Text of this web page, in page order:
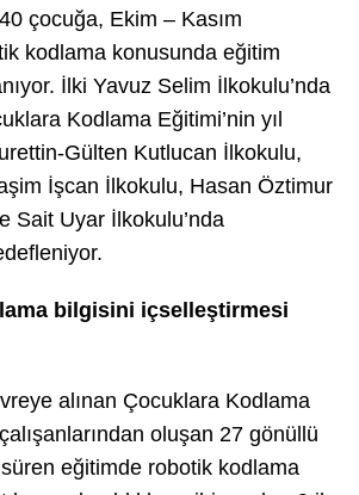
çocuğa, Ekim – Kasım
kodlama konusunda eğitim
İlki Yavuz Selim İlkokulu’nda
Kodlama Eğitimi’nin yıl
Gülten Kutlucan İlkokulu,
İşcan İlkokulu, Hasan Öztimur
Sait Uyar İlkokulu’nda
bilgisini içselleştirmesi
alınan Çocuklara Kodlama
oluşan 27 gönüllü
eğitimde robotik kodlama